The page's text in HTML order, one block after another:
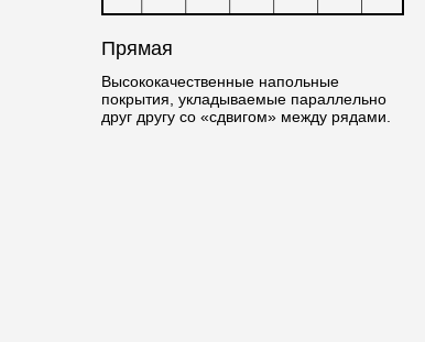
Прямая
Высококачественные напольные
покрытия, укладываемые параллельно
друг другу со «сдвигом» между рядами.